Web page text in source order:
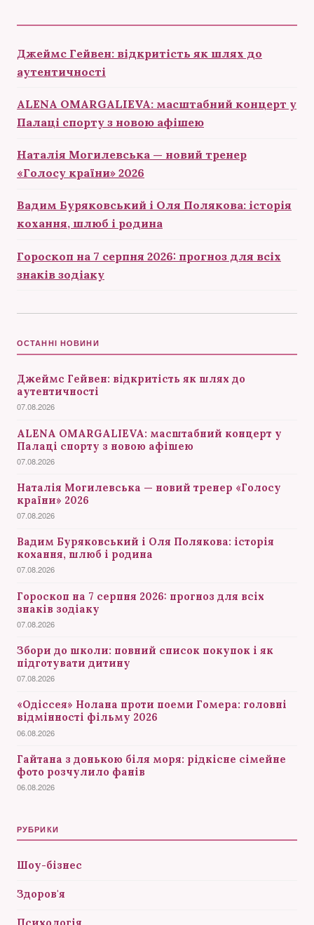
Джеймс Гейвен: відкритість як шлях до
аутентичності
ALENA OMARGALIEVA: масштабний концерт у
Палаці спорту з новою афішею
Наталія Могилевська — новий тренер
«Голосу країни» 2026
Вадим Буряковський і Оля Полякова: історія
кохання, шлюб і родина
Гороскоп на 7 серпня 2026: прогноз для всіх
знаків зодіаку
ОСТАННІ НОВИНИ
Джеймс Гейвен: відкритість як шлях до
аутентичності
07.08.2026
ALENA OMARGALIEVA: масштабний концерт у
Палаці спорту з новою афішею
07.08.2026
Наталія Могилевська — новий тренер «Голосу
країни» 2026
07.08.2026
Вадим Буряковський і Оля Полякова: історія
кохання, шлюб і родина
07.08.2026
Гороскоп на 7 серпня 2026: прогноз для всіх
знаків зодіаку
07.08.2026
Збори до школи: повний список покупок і як
підготувати дитину
07.08.2026
«Одіссея» Нолана проти поеми Гомера: головні
відмінності фільму 2026
06.08.2026
Гайтана з донькою біля моря: рідкісне сімейне
фото розчулило фанів
06.08.2026
РУБРИКИ
Шоу-бізнес
Здоров'я